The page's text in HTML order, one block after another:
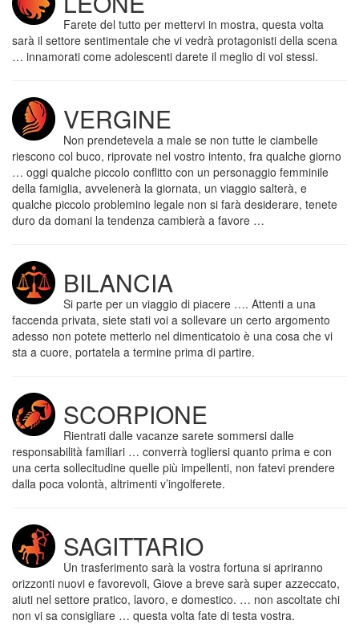
Farete del tutto per mettervi in mostra, questa volta
sarà il settore sentimentale che vi vedrà protagonisti della scena
… innamorati come adolescenti darete il meglio di voi stessi.
VERGINE
Non prendetevela a male se non tutte le ciambelle
riescono col buco, riprovate nel vostro intento, fra qualche giorno
… oggi qualche piccolo conflitto con un personaggio femminile
della famiglia, avvelenerà la giornata, un viaggio salterà, e
qualche piccolo problemino legale non si farà desiderare, tenete
duro da domani la tendenza cambierà a favore …
BILANCIA
Si parte per un viaggio di piacere …. Attenti a una
faccenda privata, siete stati voi a sollevare un certo argomento
adesso non potete metterlo nel dimenticatoio è una cosa che vi
sta a cuore, portatela a termine prima di partire.
SCORPIONE
Rientrati dalle vacanze sarete sommersi dalle
responsabilità familiari … converrà togliersi quanto prima e con
una certa sollecitudine quelle più impellenti, non fatevi prendere
dalla poca volontà, altrimenti v’ingolferete.
SAGITTARIO
Un trasferimento sarà la vostra fortuna si apriranno
orizzonti nuovi e favorevoli, Giove a breve sarà super azzeccato,
aiuti nel settore pratico, lavoro, e domestico. … non ascoltate chi
non vi sa consigliare … questa volta fate di testa vostra.